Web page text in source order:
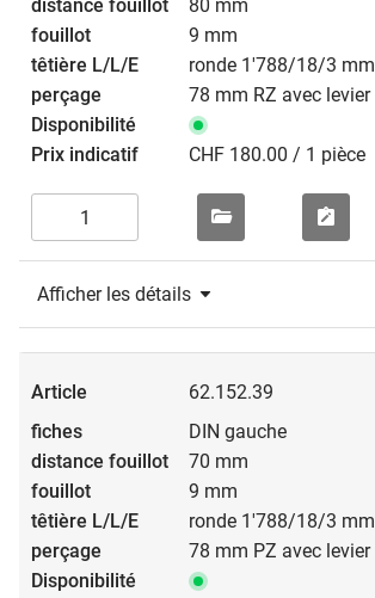
80 mm
9 mm
ronde 1'788/18/3 mm
78 mm RZ avec levier
CHF 180.00 / 1 pièce
Afficher les détails
62.152.39
DIN gauche
70 mm
9 mm
ronde 1'788/18/3 mm
78 mm PZ avec levier